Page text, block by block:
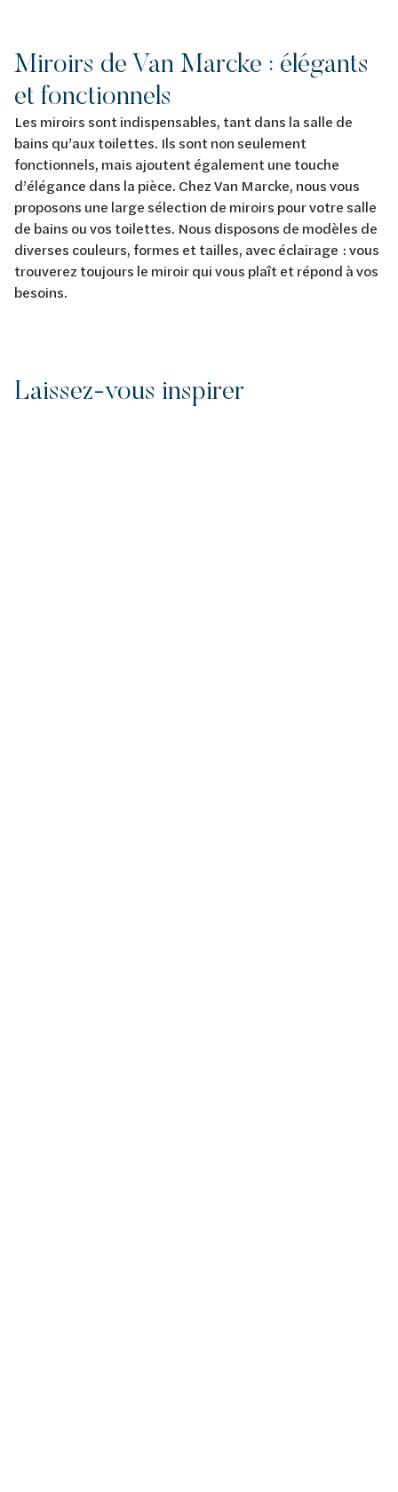
Miroirs de Van Marcke : élégants
et fonctionnels
Les miroirs sont indispensables, tant dans la salle de
bains qu’aux toilettes. Ils sont non seulement
fonctionnels, mais ajoutent également une touche
d’élégance dans la pièce. Chez Van Marcke, nous vous
proposons une large sélection de miroirs pour votre salle
de bains ou vos toilettes. Nous disposons de modèles de
diverses couleurs, formes et tailles, avec éclairage : vous
trouverez toujours le miroir qui vous plaît et répond à vos
besoins.
Laissez-vous inspirer